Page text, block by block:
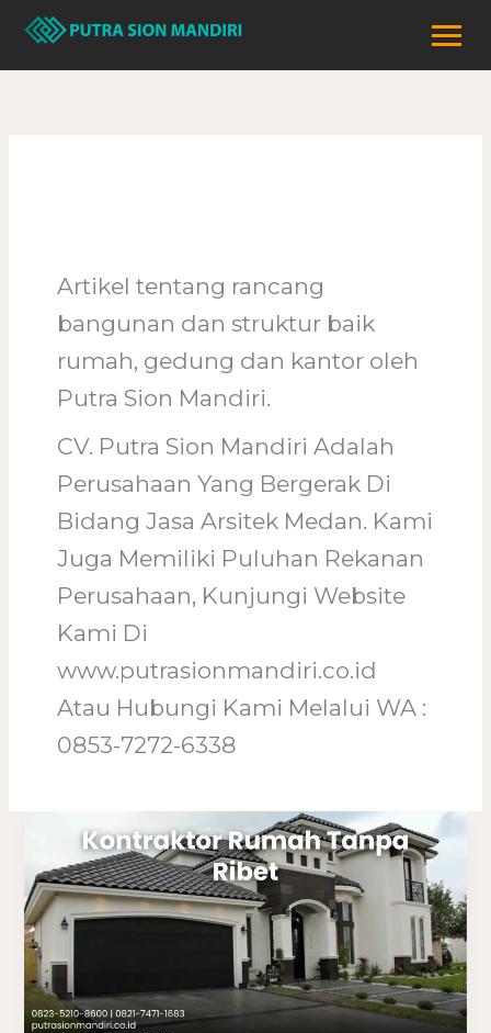
Lewati
konten
Artikel tentang rancang
bangunan dan struktur baik
rumah, gedung dan kantor oleh
Putra Sion Mandiri.
CV. Putra Sion Mandiri Adalah
Perusahaan Yang Bergerak Di
Bidang Jasa Arsitek Medan. Kami
Juga Memiliki Puluhan Rekanan
Perusahaan, Kunjungi Website
Kami Di
www.putrasionmandiri.co.id
Atau Hubungi Kami Melalui WA :
0853-7272-6338
Rumah
Tanpa
Ribet